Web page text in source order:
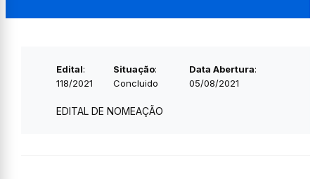
Edital:
118/2021
Situação:
Concluido
Data Abertura:
05/08/2021
EDITAL DE NOMEAÇÃO